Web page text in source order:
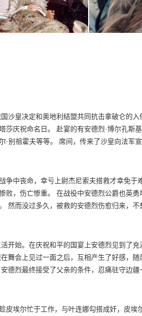
沙皇决定和奥地利结盟共同抗击拿破仑的
瓦西里·库拉金公爵及他美貌的女儿叶连娜，还有富
不已高呼“沙皇万岁”，也有人忧心忡忡。 战争即将开
的妹妹玛丽亚照顾，他期望通过这次战争为自己带来辉煌与荣
的瓦西里·库拉金公爵篡改遗嘱不成，又挖空心思安排自己的女儿叶
的最大利益，然而这场婚姻却是不幸的。
，幸亏上尉杰尼索夫搭救才幸免于难，罗斯托夫一家
安德烈的死讯传来，一家人处于悲痛之中，就在此时
得
开始。在庆祝和平的国宴上安德烈见到了
亲老博尔孔斯基公爵的反对。 安德烈最终接受了父亲的条
皮埃尔忙于工作，与叶连娜勾搭成奸，皮